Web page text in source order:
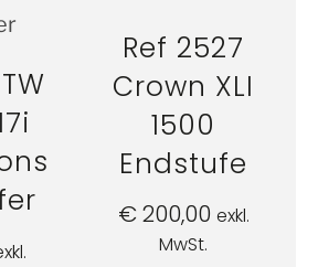
Ref 2527
Crown XLI
1500
Endstufe
€200,00 exkl.
MwSt.